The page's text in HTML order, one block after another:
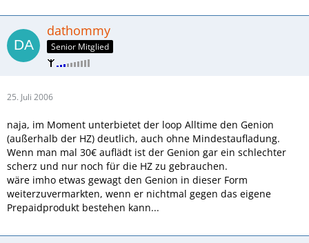
dathommy
Senior Mitglied
25. Juli 2006
naja, im Moment unterbietet der loop Alltime den Genion
(außerhalb der HZ) deutlich, auch ohne Mindestaufladung.
Wenn man mal 30€ auflädt ist der Genion gar ein schlechter
scherz und nur noch für die HZ zu gebrauchen.
wäre imho etwas gewagt den Genion in dieser Form
weiterzuvermarkten, wenn er nichtmal gegen das eigene
Prepaidprodukt bestehen kann...